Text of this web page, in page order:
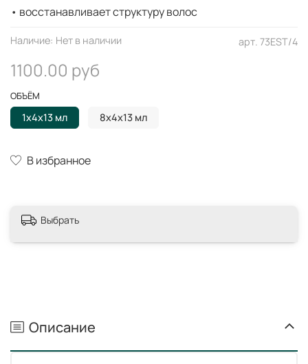
арт. 73EST/4
Наличие: Нет в наличии
1100.00 руб
В избранное
ОБЪЁМ
1х4х13 мл 8х4х13 мл
• восстанавливает структуру волос
Выбрать
Описание